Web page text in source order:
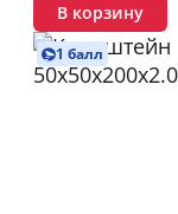
В корзину
1 балл